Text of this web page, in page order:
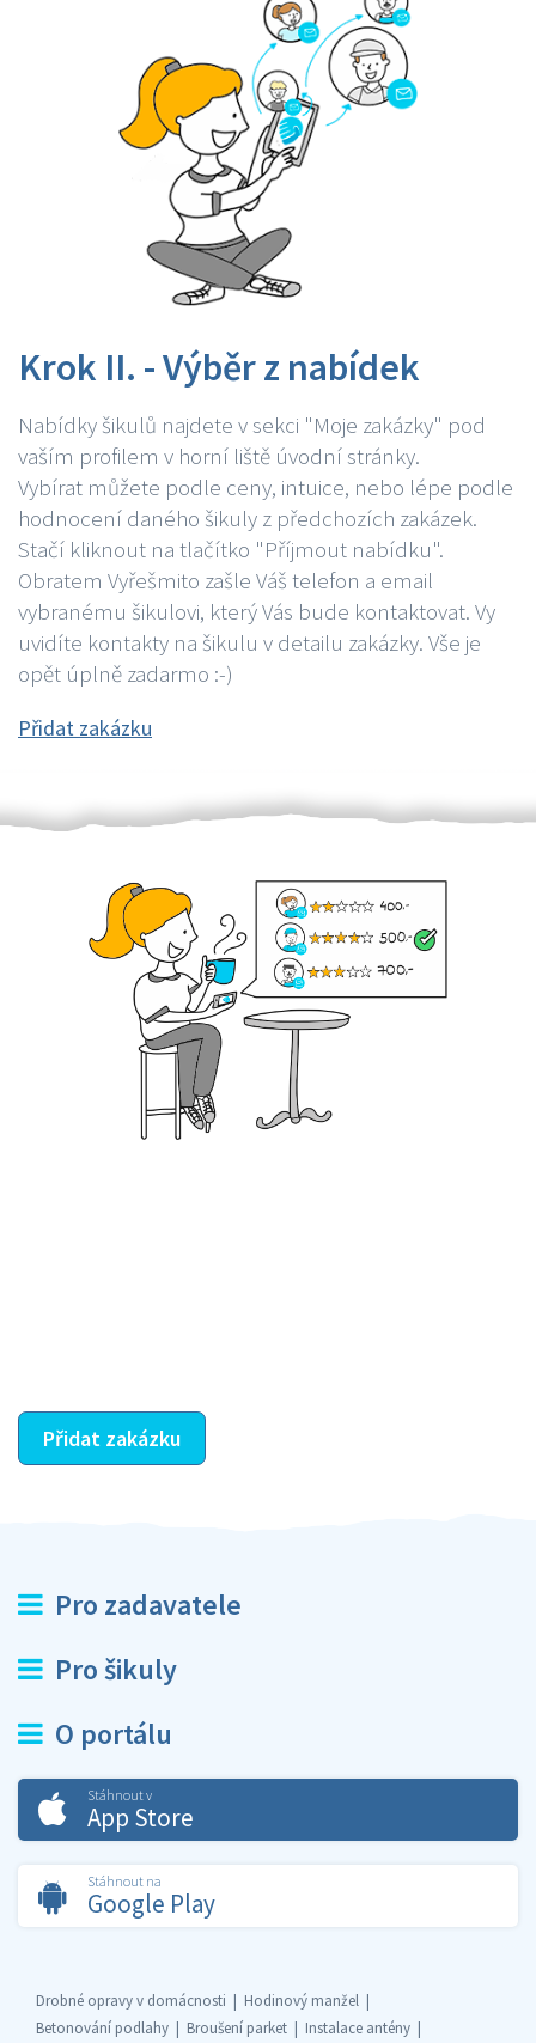
Krok II. - Výběr z nabídek
Nabídky šikulů najdete v sekci "Moje zakázky" pod
vaším profilem v horní liště úvodní stránky.
Vybírat můžete podle ceny, intuice, nebo lépe podle
hodnocení daného šikuly z předchozích zakázek.
Stačí kliknout na tlačítko "Příjmout nabídku".
Obratem Vyřešmito zašle Váš telefon a email
vybranému šikulovi, který Vás bude kontaktovat. Vy
uvidíte kontakty na šikulu v detailu zakázky. Vše je
opět úplně zadarmo :-)
Přidat zakázku
Přidat zakázku
Pro zadavatele
Pro šikuly
O portálu
Stáhnout v
App Store
Stáhnout na
Google Play
Drobné opravy v domácnosti
Hodinový manžel
Betonování podlahy
Broušení parket Instalace antény